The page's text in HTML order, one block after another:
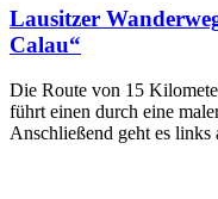
Lausitzer
Calau“
Die Route von 15
führt einen durch eine
Anschließend geht es links